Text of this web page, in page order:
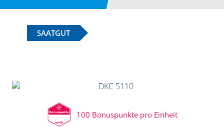
SAATGUT
100 Bonuspunkte pro Einheit